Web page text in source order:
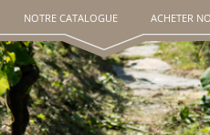
NOTRE CATALOGUE ACHETER